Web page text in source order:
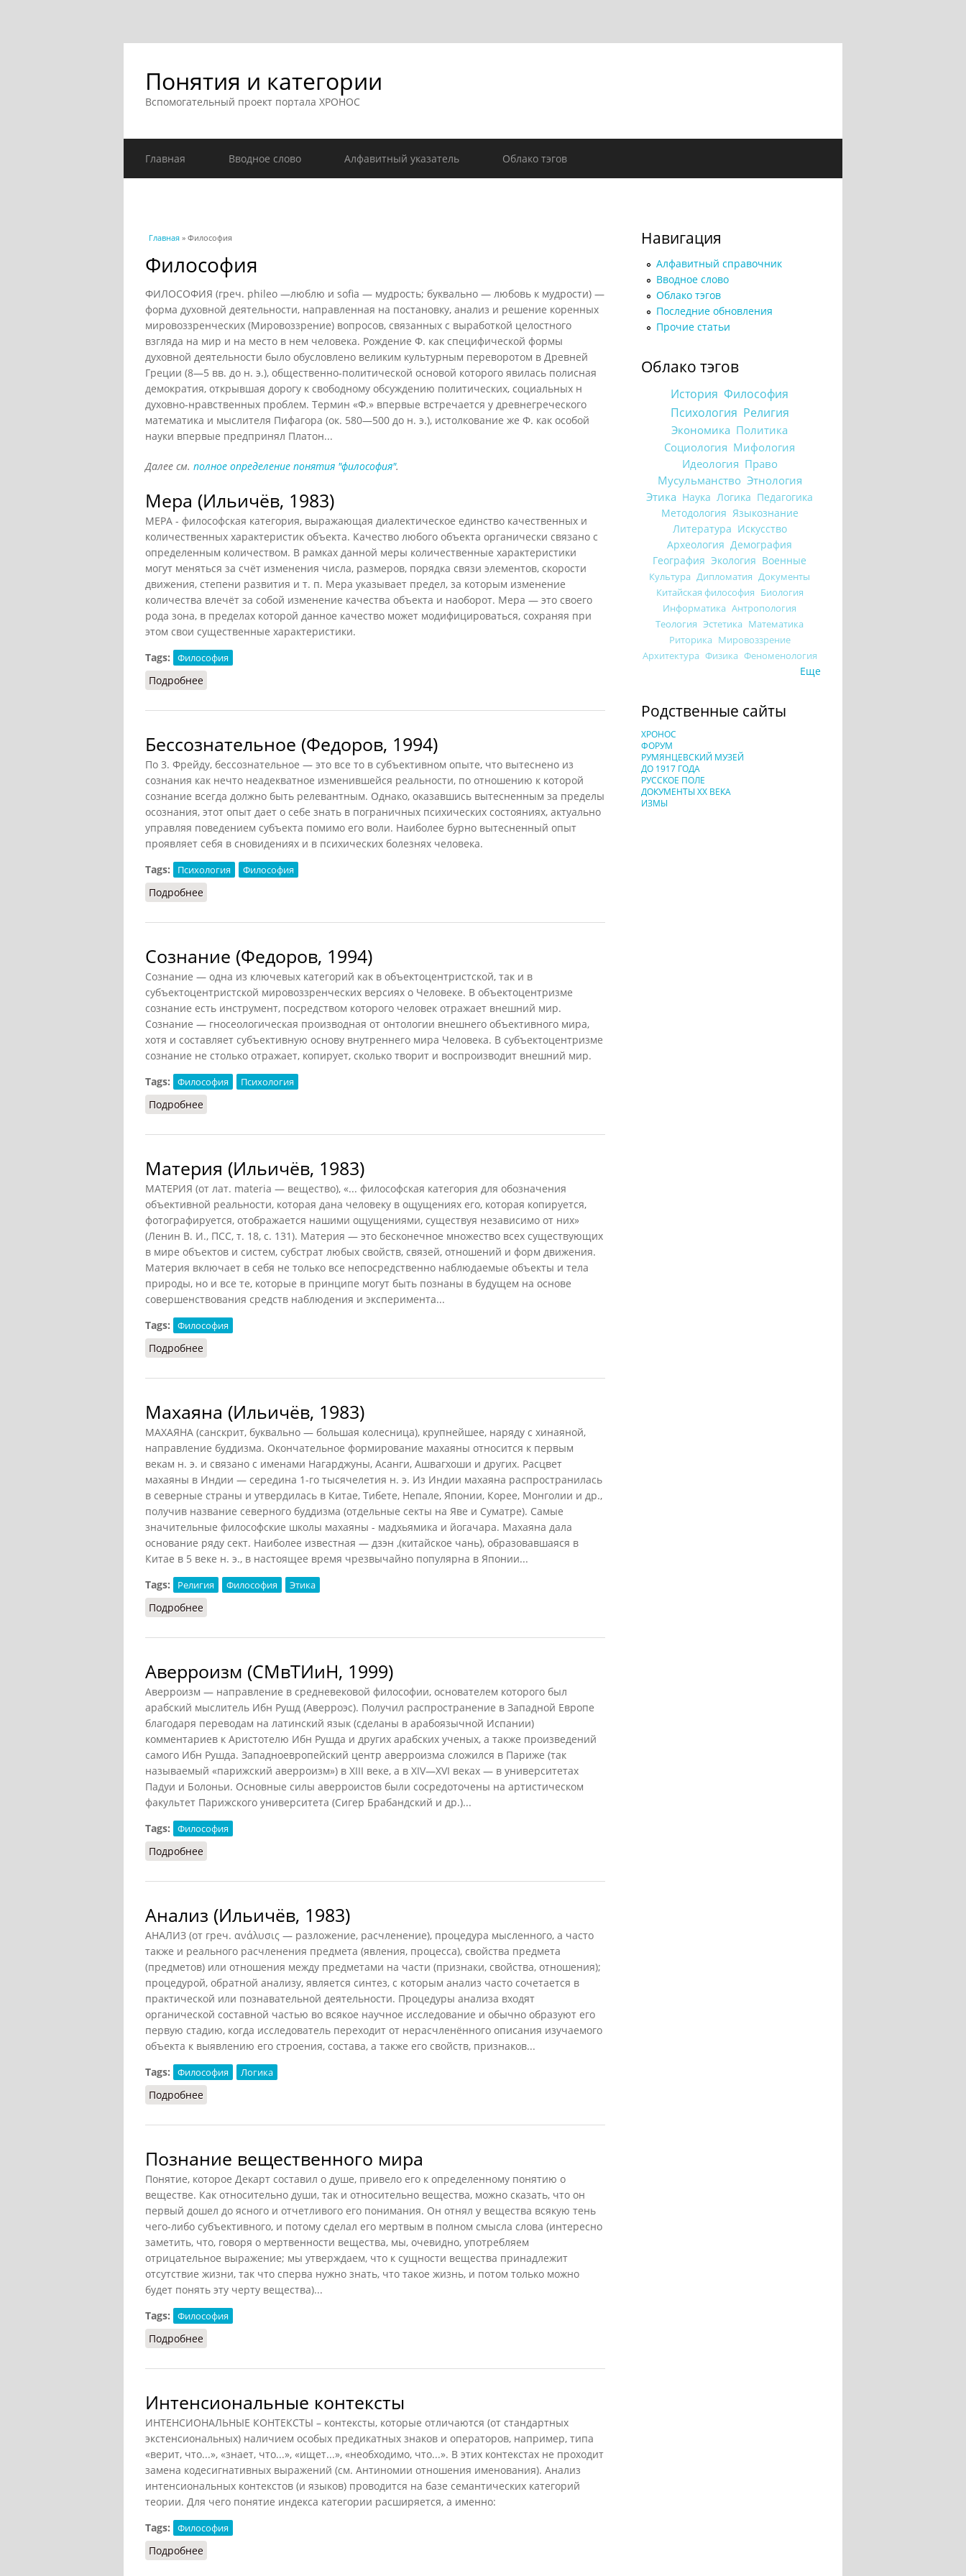
Понятия и категории
Вспомогательный проект портала ХРОНОС
Главная Вводное слово Алфавитный указатель Облако тэгов
Вы здесь
Главная » Философия
Философия
ФИЛОСОФИЯ (греч. phileo —люблю и sofia — мудрость; буквально — любовь к мудрости) —
форма духовной деятельности, направленная на постановку, анализ и решение коренных
мировоззренческих (Мировоззрение) вопросов, связанных с выработкой целостного
взгляда на мир и на место в нем человека. Рождение Ф. как специфической формы
духовной деятельности было обусловлено великим культурным переворотом в Древней
Греции (8—5 вв. до н. э.), общественно-политической основой которого явилась полисная
демократия, открывшая дорогу к свободному обсуждению политических, социальных н
духовно-нравственных проблем. Термин «Ф.» впервые встречается у древнегреческого
математика и мыслителя Пифагора (ок. 580—500 до н. э.), истолкование же Ф. как особой
науки впервые предпринял Платон...
Далее см. полное определение понятия "философия".
Мера (Ильичёв, 1983)
МЕРА - философская категория, выражающая диалектическое единство качественных и
количественных характеристик объекта. Качество любого объекта органически связано с
определенным количеством. В рамках данной меры количественные характеристики
могут меняться за счёт изменения числа, размеров, порядка связи элементов, скорости
движения, степени развития и т. п. Мера указывает предел, за которым изменение
количества влечёт за собой изменение качества объекта и наоборот. Мера — это своего
рода зона, в пределах которой данное качество может модифицироваться, сохраняя при
этом свои существенные характеристики.
Tags:
Философия
Подробнее
Бессознательное (Федоров, 1994)
По 3. Фрейду, бессознательное — это все то в субъективном опыте, что вытеснено из
сознания как нечто неадекватное изменившейся реальности, по отношению к которой
сознание всегда должно быть релевантным. Однако, оказавшись вытесненным за пределы
осознания, этот опыт дает о себе знать в пограничных психических состояниях, актуально
управляя поведением субъекта помимо его воли. Наиболее бурно вытесненный опыт
проявляет себя в сновидениях и в психических болезнях человека.
Tags:
Психология Философия
Подробнее
Сознание (Федоров, 1994)
Сознание — одна из ключевых категорий как в объектоцентристской, так и в
субъектоцентристской мировоззренческих версиях о Человеке. В объектоцентризме
сознание есть инструмент, посредством которого человек отражает внешний мир.
Сознание — гносеологическая производная от онтологии внешнего объективного мира,
хотя и составляет субъективную основу внутреннего мира Человека. В субъектоцентризме
сознание не столько отражает, копирует, сколько творит и воспроизводит внешний мир.
Tags:
Философия Психология
Подробнее
Материя (Ильичёв, 1983)
МАТЕРИЯ (от лат. materia — вещество), «... философская категория для обозначения
объективной реальности, которая дана человеку в ощущениях его, которая копируется,
фотографируется, отображается нашими ощущениями, существуя независимо от них»
(Ленин В. И., ПСС, т. 18, с. 131). Материя — это бесконечное множество всех существующих
в мире объектов и систем, субстрат любых свойств, связей, отношений и форм движения.
Материя включает в себя не только все непосредственно наблюдаемые объекты и тела
природы, но и все те, которые в принципе могут быть познаны в будущем на основе
совершенствования средств наблюдения и эксперимента...
Tags:
Философия
Подробнее
Махаяна (Ильичёв, 1983)
МАХАЯНА (санскрит, буквально — большая колесница), крупнейшее, наряду с хинаяной,
направление буддизма. Окончательное формирование махаяны относится к первым
векам н. э. и связано с именами Нагарджуны, Асанги, Ашвагхоши и других. Расцвет
махаяны в Индии — середина 1-го тысячелетия н. э. Из Индии махаяна распространилась
в северные страны и утвердилась в Китае, Тибете, Непале, Японии, Корее, Монголии и др.,
получив название северного буддизма (отдельные секты на Яве и Суматре). Самые
значительные философские школы махаяны - мадхьямика и йогачара. Махаяна дала
основание ряду сект. Наиболее известная — дзэн ,(китайское чань), образовавшаяся в
Китае в 5 веке н. э., в настоящее время чрезвычайно популярна в Японии...
Tags:
Религия Философия Этика
Подробнее
Аверроизм (СМвТИиН, 1999)
Аверроизм — направление в средневековой философии, основателем которого был
арабский мыслитель Ибн Рушд (Аверроэс). Получил распространение в Западной Европе
благодаря переводам на латинский язык (сделаны в арабоязычной Испании)
комментариев к Аристотелю Ибн Рушда и других арабских ученых, а также произведений
самого Ибн Рушда. Западноевропейский центр аверроизма сложился в Париже (так
называемый «парижский аверроизм») в XIII веке, а в XIV—XVI веках — в университетах
Падуи и Болоньи. Основные силы аверроистов были сосредоточены на артистическом
факультет Парижского университета (Сигер Брабандский и др.)...
Tags:
Философия
Подробнее
Анализ (Ильичёв, 1983)
АНАЛИЗ (от греч. ανάλυσις — разложение, расчленение), процедура мысленного, а часто
также и реального расчленения предмета (явления, процесса), свойства предмета
(предметов) или отношения между предметами на части (признаки, свойства, отношения);
процедурой, обратной анализу, является синтез, с которым анализ часто сочетается в
практической или познавательной деятельности. Процедуры анализа входят
органической составной частью во всякое научное исследование и обычно образуют его
первую стадию, когда исследователь переходит от нерасчленённого описания изучаемого
объекта к выявлению его строения, состава, а также его свойств, признаков...
Tags:
Философия Логика
Подробнее
Познание вещественного мира
Понятие, которое Декарт составил о душе, привело его к определенному понятию о
веществе. Как относительно души, так и относительно вещества, можно сказать, что он
первый дошел до ясного и отчетливого его понимания. Он отнял у вещества всякую тень
чего-либо субъективного, и потому сделал его мертвым в полном смысла слова (интересно
заметить, что, говоря о мертвенности вещества, мы, очевидно, употребляем
отрицательное выражение; мы утверждаем, что к сущности вещества принадлежит
отсутствие жизни, так что сперва нужно знать, что такое жизнь, и потом только можно
будет понять эту черту вещества)...
Tags:
Философия
Подробнее
Интенсиональные контексты
ИНТЕНСИОНАЛЬНЫЕ КОНТЕКСТЫ – контексты, которые отличаются (от стандартных
экстенсиональных) наличием особых предикатных знаков и операторов, например, типа
«верит, что...», «знает, что...», «ищет...», «необходимо, что...». В этих контекстах не проходит
замена кодесигнативных выражений (см. Антиномии отношения именования). Анализ
интенсиональных контекстов (и языков) проводится на базе семантических категорий
теории. Для чего понятие индекса категории расширяется, а именно:
Tags:
Философия
Подробнее
Навигация
Алфавитный справочник
Вводное слово
Облако тэгов
Последние обновления
Прочие статьи
Облако тэгов
История Философия
Психология Религия
Экономика Политика
Социология Мифология
Идеология Право
Мусульманство Этнология
Этика Наука Логика Педагогика
Методология Языкознание
Литература Искусство
Археология Демография
География Экология Военные
Культура Дипломатия Документы
Китайская философия Биология
Информатика Антропология
Теология Эстетика Математика
Риторика Мировоззрение
Архитектура Физика Феноменология
Еще
Родственные сайты
ХРОНОС
ФОРУМ
РУМЯНЦЕВСКИЙ МУЗЕЙ
ДО 1917 ГОДА
РУССКОЕ ПОЛЕ
ДОКУМЕНТЫ XX ВЕКА
ИЗМЫ